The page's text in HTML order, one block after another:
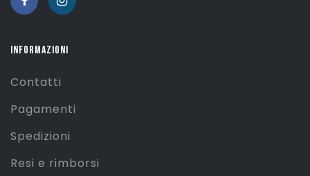
INFORMAZIONI
Contatti
Pagamenti
Spedizioni
Resi e rimborsi